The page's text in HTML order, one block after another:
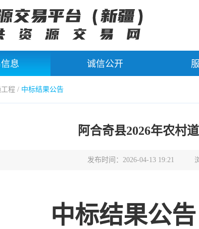
息 诚信公开
程 / 中标结果公告
阿合奇县2026年农村
发布时间：2026-04-13 19:21
中标结果公告